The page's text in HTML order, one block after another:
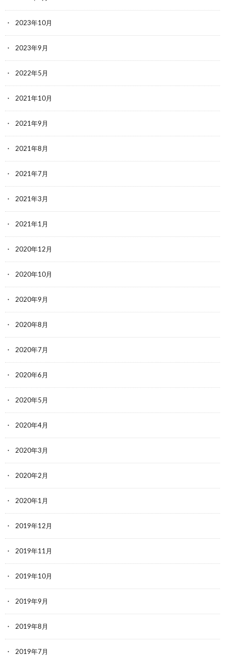
2023年10月
2023年9月
2022年5月
2021年10月
2021年9月
2021年8月
2021年7月
2021年3月
2021年1月
2020年12月
2020年10月
2020年9月
2020年8月
2020年7月
2020年6月
2020年5月
2020年4月
2020年3月
2020年2月
2020年1月
2019年12月
2019年11月
2019年10月
2019年9月
2019年8月
2019年7月